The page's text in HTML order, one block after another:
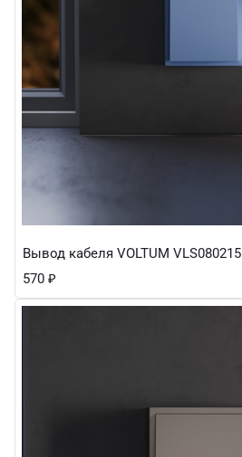
Вывод кабеля VOLTUM VLS080215
570 ₽